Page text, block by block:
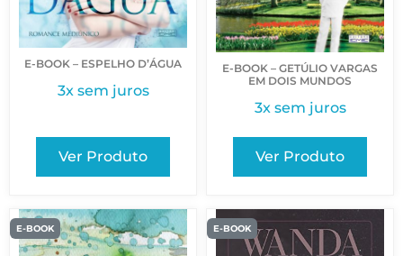
E-BOOK – ESPELHO D’ÁGUA
3x sem juros
Ver Produto
E-BOOK – GETÚLIO VARGAS
EM DOIS MUNDOS
3x sem juros
Ver Produto
E-BOOK E-BOOK